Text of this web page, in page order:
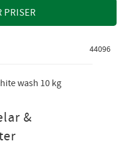
PRISER
44096
wash 10 kg
&